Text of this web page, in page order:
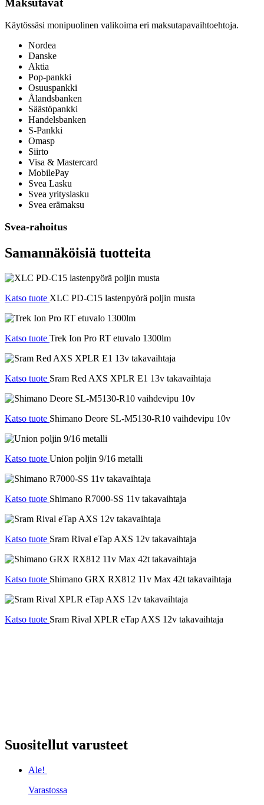
Käytössäsi monipuolinen valikoima eri maksutapavaihtoehtoja.
Nordea
Danske
Aktia
Pop-pankki
Osuuspankki
Ålandsbanken
Säästöpankki
Handelsbanken
S-Pankki
Omasp
Siirto
Visa & Mastercard
MobilePay
Svea Lasku
Svea yrityslasku
Svea erämaksu
Svea-rahoitus
Samannäköisiä tuotteita
Katso tuote XLC PD-C15 lastenpyörä poljin musta
Katso tuote Trek Ion Pro RT etuvalo 1300lm
Katso tuote Sram Red AXS XPLR E1 13v takavaihtaja
Katso tuote Shimano Deore SL-M5130-R10 vaihdevipu 10v
Katso tuote Union poljin 9/16 metalli
Katso tuote Shimano R7000-SS 11v takavaihtaja
Katso tuote Sram Rival eTap AXS 12v takavaihtaja
Katso tuote Shimano GRX RX812 11v Max 42t takavaihtaja
Katso tuote Sram Rival XPLR eTap AXS 12v takavaihtaja
Suositellut varusteet
Ale!
Varastossa